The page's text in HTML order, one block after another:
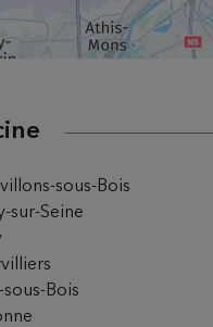
sous-Bois
sur-Seine
sous-Bois